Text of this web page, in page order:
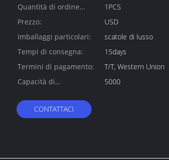
Quantità di ordine
minimo:
1PCS
Prezzo:
USD
Imballaggi particolari:
scatole di lusso
Tempi di consegna:
15days
Termini di pagamento:
T/T, Western Union
Capacità di
5000
CONTATTACI